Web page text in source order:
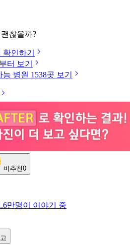
찮을까?
인하기
터 보기
병원 1538곳 보기
비추천0
만명이 이야기 중